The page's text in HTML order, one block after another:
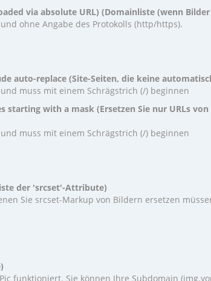
via absolute URL) (Domainliste (wenn
ohne Angabe des Protokolls (http/https).
auto-replace (Site-Seiten, die keine
muss mit einem Schrägstrich (/) beginnen
starting with a mask (Ersetzen Sie nur URLs
muss mit einem Schrägstrich (/) beginnen
der 'srcset'-Attribute)
Sie srcset-Markup von Bildern ersetzen
funktioniert. Sie können Ihre Subdomain